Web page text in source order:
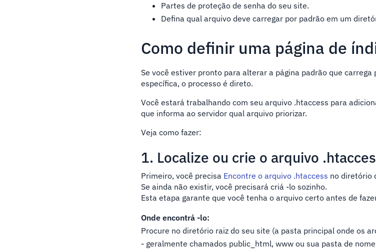
Partes de proteção de senha do seu site.
Defina qual arquivo deve carregar por padrão em um
Como definir uma página de
Se você estiver pronto para alterar a página padrão que
específica, o processo é direto.
Você estará trabalhando com seu arquivo .htaccess para
que informa ao servidor qual arquivo priorizar.
Veja como fazer:
1. Localize ou crie o arquivo
Primeiro, você precisa Encontre o arquivo .htaccess no diretório
Se ainda não existir, você precisará criá -lo sozinho.
Esta etapa garante que você tenha o arquivo certo antes de
Onde encontrá -lo:
Procure no diretório raiz do seu site (a pasta principal onde os
- geralmente chamados public_html, www ou sua pasta de